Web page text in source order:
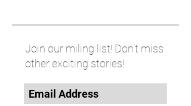
Join our miling list! Don't miss
other exciting stories!